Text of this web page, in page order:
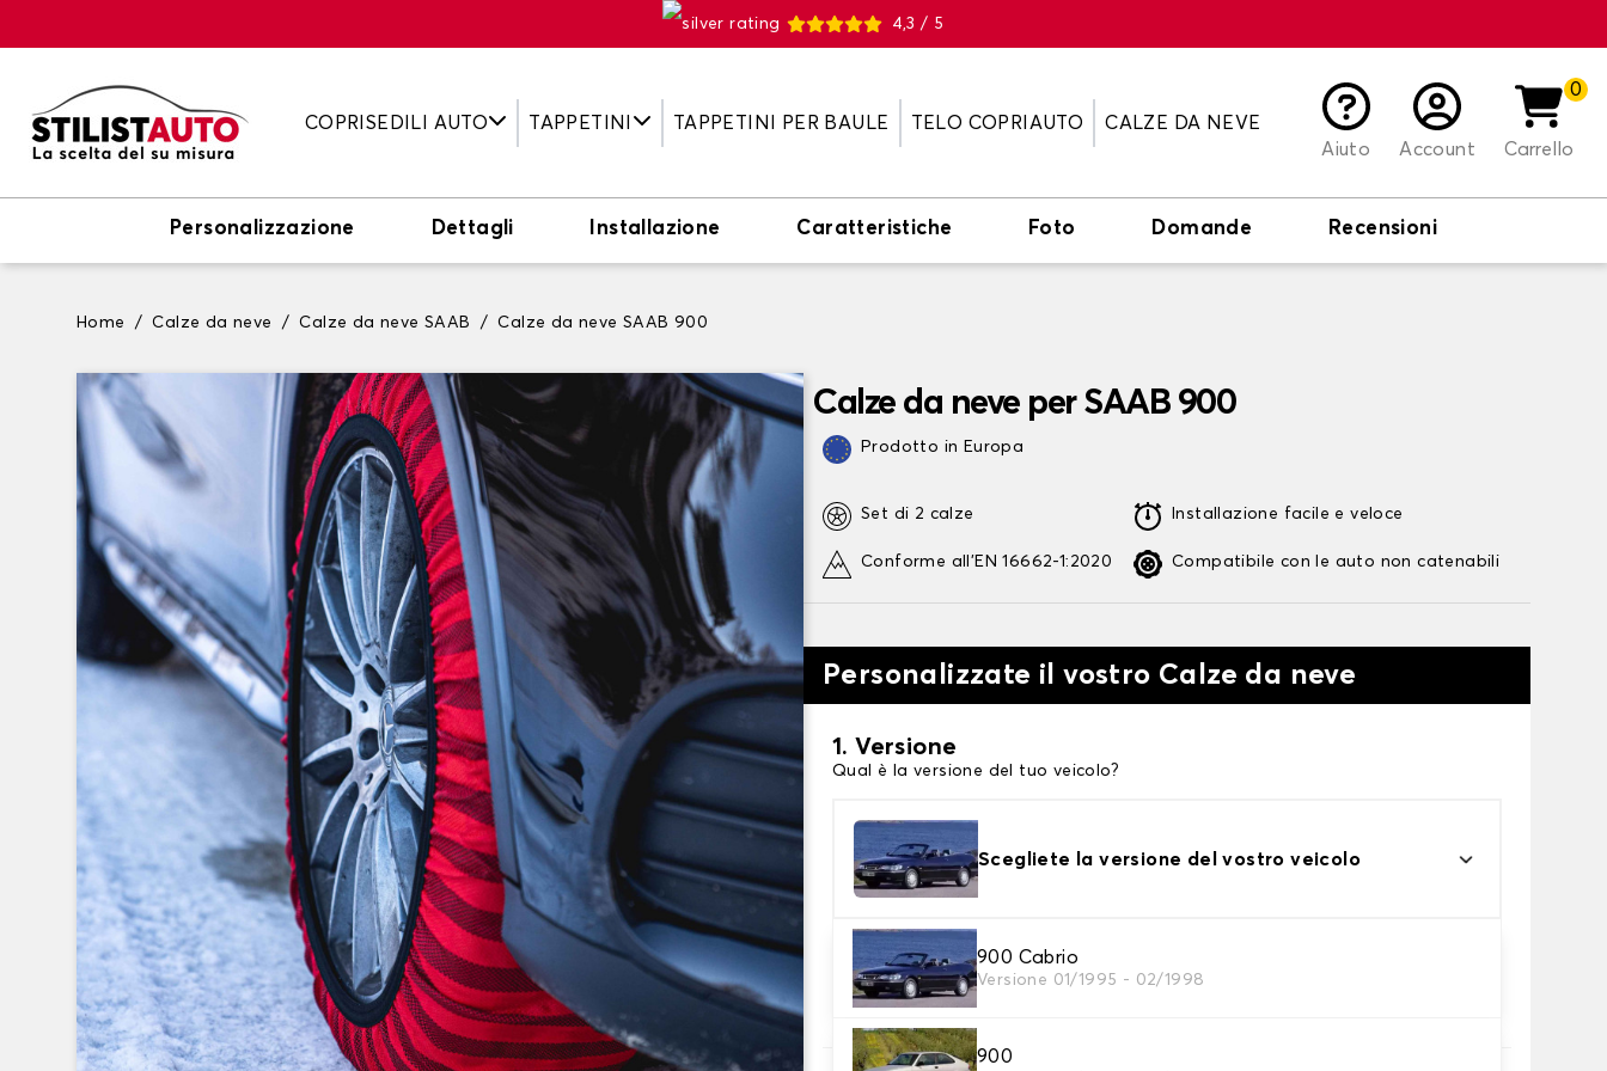
4,3 / 5
COPRISEDILI AUTO TAPPETINI TAPPETINI PER BAULE TELO COPRIAUTO
CALZE DA NEVE
Aiuto
Account
0
Carrello
Personalizzazione Dettagli Installazione Caratteristiche Foto Domande Recensioni
Home Calze da neve Calze da neve SAAB Calze da neve SAAB 900
Calze da neve per SAAB 900
Prodotto in Europa
Set di 2 calze
Conforme all'EN 16662-1:2020
Installazione facile e veloce
Compatibile con le auto non catenabili
Personalizzate il vostro Calze da neve
1. Versione
Qual è la versione del tuo veicolo?
Scegliete la versione del vostro veicolo
900 Cabrio
Versione 01/1995 - 02/1998
900
2. Finitura a calza
Scegli le calze da neve adatte alle tue necessità